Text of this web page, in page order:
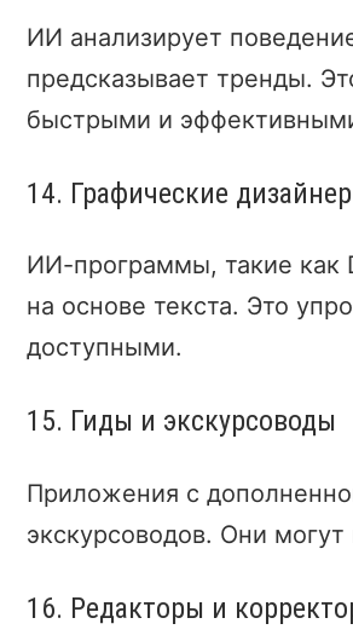
ИИ анализирует
предсказывает тренды.
быстрыми и
14. Графические
ИИ-программы, такие как
на основе текста. Это
доступными.
15. Гиды и экскурсоводы
Приложения с
экскурсоводов. Они
16. Редакторы и